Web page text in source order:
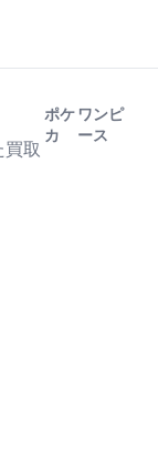
取
ポケ
カ
ワンピ
ース